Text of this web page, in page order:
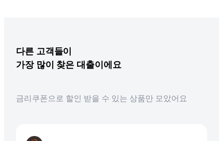
다른 고객들이
가장 많이 찾은 대출이에요
금리쿠폰으로 할인 받을 수 있는 상품만 모았어요